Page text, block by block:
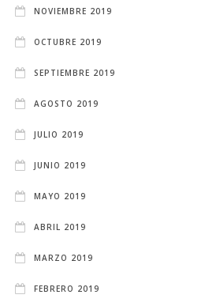
NOVIEMBRE 2019
OCTUBRE 2019
SEPTIEMBRE 2019
AGOSTO 2019
JULIO 2019
JUNIO 2019
MAYO 2019
ABRIL 2019
MARZO 2019
FEBRERO 2019